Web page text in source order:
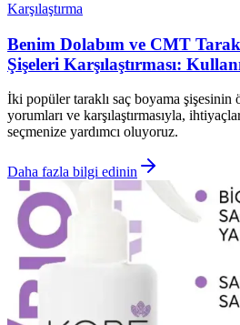
Karşılaştırma
Benim Dolabım ve CMT
Şişeleri Karşılaştırması:
İki popüler taraklı saç boyama şişesinin
yorumları ve karşılaştırmasıyla,
seçmenize yardımcı oluyoruz.
Daha fazla bilgi edinin